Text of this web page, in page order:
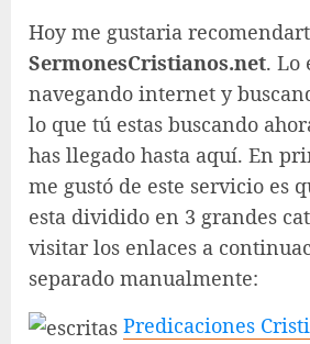
Hoy me gustaria
SermonesCristianos.net. Lo
navegando internet y
lo que tú estas buscando
has llegado hasta aquí. En
me gustó de este servicio es
esta dividido en 3 grandes
visitar los enlaces a
separado manualmente:
Predicaciones